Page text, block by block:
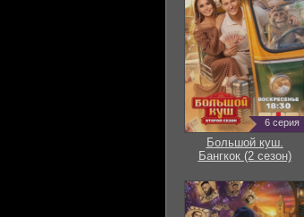
6 серия
Большой куш.
Бангкок (2 сезон)